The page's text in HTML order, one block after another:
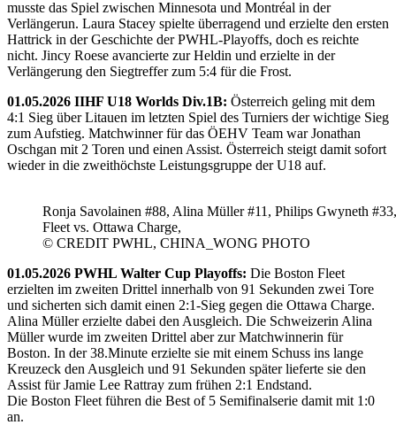
musste das Spiel zwischen Minnesota und Montréal in der
Verlängerun. Laura Stacey spielte überragend und erzielte den ersten
Hattrick in der Geschichte der PWHL-Playoffs, doch es reichte
nicht. Jincy Roese avancierte zur Heldin und erzielte in der
Verlängerung den Siegtreffer zum 5:4 für die Frost.
01.05.2026 IIHF U18 Worlds Div.1B: Österreich geling mit dem
4:1 Sieg über Litauen im letzten Spiel des Turniers der wichtige Sieg
zum Aufstieg. Matchwinner für das ÖEHV Team war Jonathan
Oschgan mit 2 Toren und einen Assist. Österreich steigt damit sofort
wieder in die zweithöchste Leistungsgruppe der U18 auf.
Ronja Savolainen #88, Alina Müller #11, Philips Gwyneth
Fleet vs. Ottawa Charge,
© CREDIT PWHL, CHINA_WONG PHOTO
01.05.2026 PWHL Walter Cup Playoffs: Die Boston Fleet
erzielten im zweiten Drittel innerhalb von 91 Sekunden zwei Tore
und sicherten sich damit einen 2:1-Sieg gegen die Ottawa Charge.
Alina Müller erzielte dabei den Ausgleich. Die Schweizerin Alina
Müller wurde im zweiten Drittel aber zur Matchwinnerin für
Boston. In der 38.Minute erzielte sie mit einem Schuss ins lange
Kreuzeck den Ausgleich und 91 Sekunden später lieferte sie den
Assist für Jamie Lee Rattray zum frühen 2:1 Endstand.
Die Boston Fleet führen die Best of 5 Semifinalserie damit mit 1:0
an.